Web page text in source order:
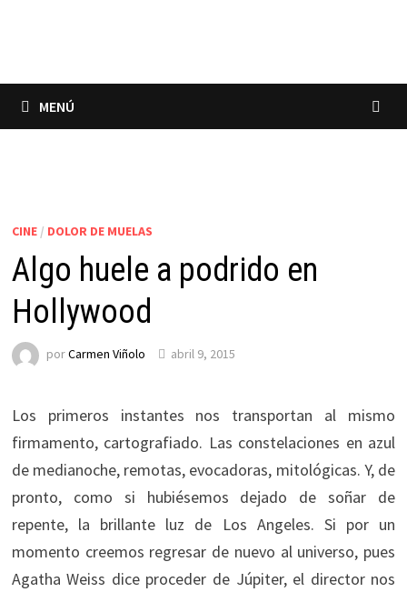
MENÚ
CINE/ DOLOR DE MUELAS
Algo huele a podrido en
Hollywood
porCarmen Viñolo abril 9, 2015
Los primeros instantes nos transportan al mismo
firmamento, cartografiado. Las constelaciones en azul
de medianoche, remotas, evocadoras, mitológicas. Y, de
pronto, como si hubiésemos dejado de soñar de
repente, la brillante luz de Los Angeles. Si por un
momento creemos regresar de nuevo al universo, pues
Agatha Weiss dice proceder de Júpiter, el director nos